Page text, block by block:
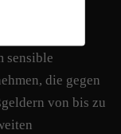
sensible
die gegen
von bis zu